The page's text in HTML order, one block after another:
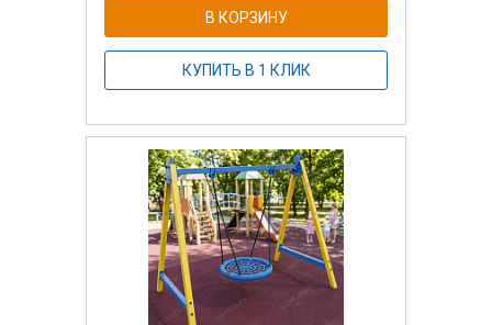
В КОРЗИНУ
КУПИТЬ В 1 КЛИК